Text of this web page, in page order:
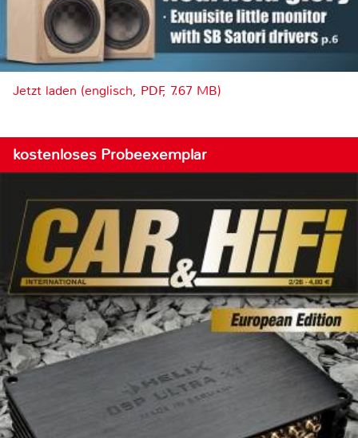
Jetzt laden (englisch, PDF, 7.67 MB)
kostenloses Probeexemplar